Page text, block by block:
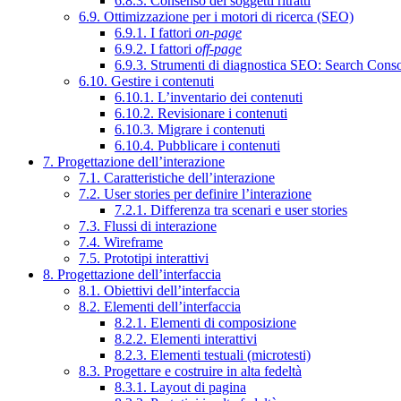
6.9. Ottimizzazione per i motori di ricerca (SEO)
6.9.1. I fattori on-page
6.9.2. I fattori off-page
6.9.3. Strumenti di diagnostica SEO: Search
6.10. Gestire i contenuti
6.10.1. L’inventario dei contenuti
6.10.2. Revisionare i contenuti
6.10.3. Migrare i contenuti
6.10.4. Pubblicare i contenuti
7. Progettazione dell’interazione
7.1. Caratteristiche dell’interazione
7.2. User stories per definire l’interazione
7.2.1. Differenza tra scenari e user stories
7.3. Flussi di interazione
7.4. Wireframe
7.5. Prototipi interattivi
8. Progettazione dell’interfaccia
8.1. Obiettivi dell’interfaccia
8.2. Elementi dell’interfaccia
8.2.1. Elementi di composizione
8.2.2. Elementi interattivi
8.2.3. Elementi testuali (microtesti)
8.3. Progettare e costruire in alta fedeltà
8.3.1. Layout di pagina